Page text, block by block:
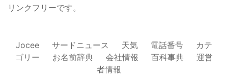
リンクフリーです。
Jocee サードニュース 天気 電話番号
カテ
ゴリー
お名前辞典 会社情報 百科事典
運営
者情報